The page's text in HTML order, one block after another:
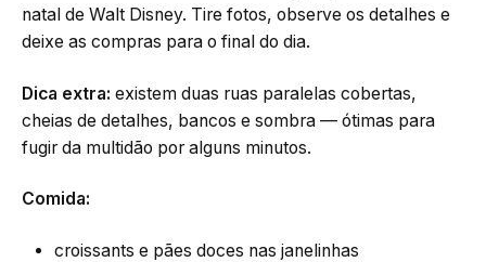
natal de Walt Disney. Tire fotos, observe os detalhes e
deixe as compras para o final do dia.
Dica extra: existem duas ruas paralelas cobertas,
cheias de detalhes, bancos e sombra — ótimas para
fugir da multidão por alguns minutos.
Comida:
croissants e pães doces nas janelinhas